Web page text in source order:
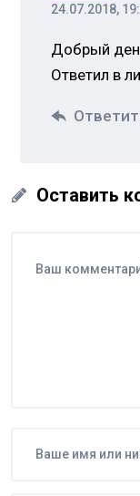
24.07.2018,
Добрый
Ответил в
Оставить